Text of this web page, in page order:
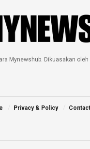
Mynewshub. Dikuasakan oleh
Privacy & Policy Contact